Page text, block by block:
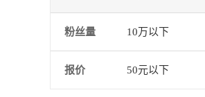
粉丝量 10万以下
报价 50元以下